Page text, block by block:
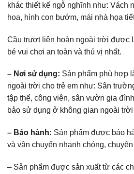
khác thiết kế ngỗ nghĩnh như: Vách
hoa, hình con bướm, mái nhà họa
Cầu trượt liên hoàn ngoài trời được
bé vui chơi an toàn và thú vị nhất.
– Nơi sử dụng: Sản phẩm phù hợp
ngoài trời cho trẻ em như: Sân
tập thể, công viên, sân vườn gia
bảo sử dụng ở không gian ngoài
– Bảo hành: Sản phẩm được bảo
và vận chuyển nhanh chóng,
– Sản phẩm được sản xuất từ các